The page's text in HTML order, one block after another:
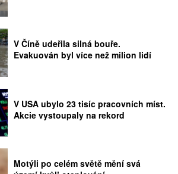
V Číně udeřila silná bouře.
Evakuován byl více než milion lidí
V USA ubylo 23 tisíc pracovních míst.
Akcie vystoupaly na rekord
Motýli po celém světě mění svá